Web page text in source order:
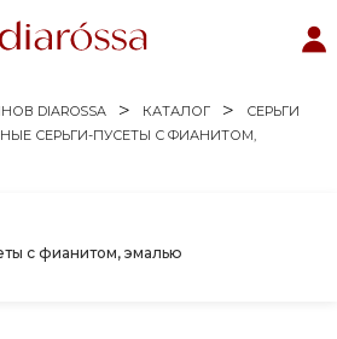
DIAROSSA КАТАЛОГ
СЕРЬГИ
СЕРЬГИ-ПУСЕТЫ С ФИАНИТОМ,
с фианитом, эмалью